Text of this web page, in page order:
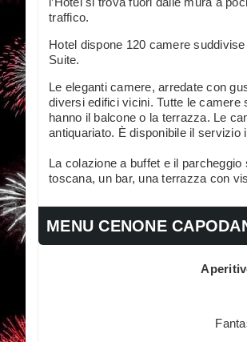
traffico.
Hotel dispone 120 camere
Suite.
Le eleganti camere, arredate con
diversi edifici vicini. Tutte le camere
hanno il balcone o la terrazza. Le
antiquariato. È disponibile il servizio
La colazione a buffet e il
toscana, un bar, una terrazza con
MENU CENONE